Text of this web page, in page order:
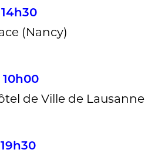
(Nancy)
10h00
de Ville de Lausanne